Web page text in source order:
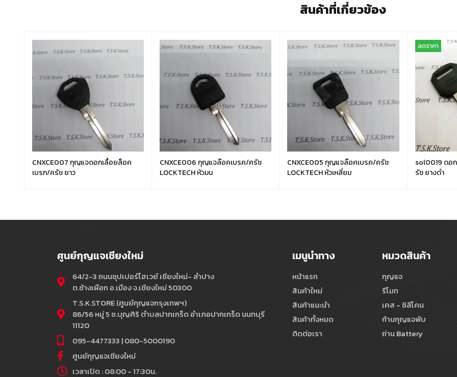
สินค้าที่เกี่ยวข้อง
CNXCE007 กุญแจดอกเลื้อยล็อค
เบรก/ครัช ยาว
CNXCE006 กุญแจล๊อคเบรค/ครัช
LOCKTECH หัวมน
CNXCE005 กุญแจล๊อคเบรค/ครัช
LOCKTECH หัวเหลี่ยม
ลดราคา
sol0019 ดอ
รัช ยางดำ
ศูนย์กุญแจเชียงใหม่
64/2-3 ถนนซุปเปอร์ไฮเวย์ เชียงใหม่- ลำปาง
ต.ช้างเผือก อ.เมือง จ.เชียงใหม่ 50300
T.S.K.STORE (ศูนย์กุญแจกรุงเทพฯ)
86/56 หมู่ 5 ซ.บุญศิริ ตำบลปากเกร็ด อำเภอปากเกร็ด นนทบุรี
11120
095-4477333 | 080-5000190
ศูนย์กุญแจเชียงใหม่
เวลาเปิด : 08:00 - 17:30น.
เมนูนำทาง
หน้าแรก
สินค้าใหม่
สินค้าแนะนำ
สินค้าทั้งหมด
ติดต่อเรา
หมวดสินค้า
กุญแจ
รีโมท
เคส - ซิลีโคน
ก้านกุญแจพับ
ถ่าน Battery